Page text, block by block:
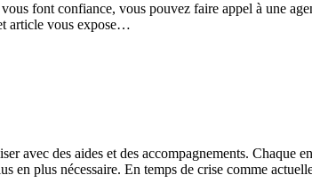
font confiance, vous pouvez faire appel à une
article vous expose…
avec des aides et des accompagnements.
en plus nécessaire. En temps de crise comme